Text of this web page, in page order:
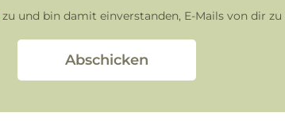
zu und bin damit einverstanden, E-Mails von dir zu
Abschicken